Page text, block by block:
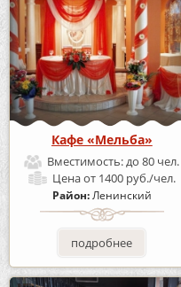
Кафе «Мельба»
Вместимость:до 80 чел.
Ценаот 1400 руб./чел.
Район:Ленинский
подробнее